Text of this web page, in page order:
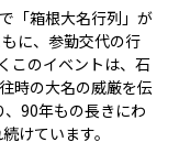
「箱根大名行列」が
に、参勤交代の行
このイベントは、石
時の大名の威厳を伝
90年もの長きにわ
けています。